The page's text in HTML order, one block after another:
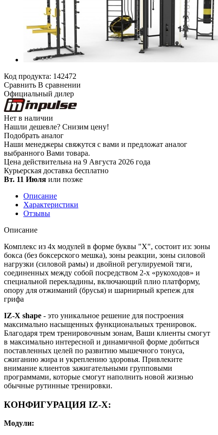
Код продукта: 142472
Сравнить В сравнении
Официальный дилер
Нет в наличии
Нашли дешевле? Снизим цену!
Подобрать аналог
Наши менеджеры свяжутся с вами и предложат аналог
выбранного Вами товара.
Цена действительна на 9 Августа 2026 года
Курьерская доставка бесплатно
Вт. 11 Июля или позже
Описание
Характеристики
Отзывы
Описание
Комплекс из 4х модулей в форме буквы "X", состоит из: зоны
бокса (без боксерского мешка), зоны реакции, зоны силовой
нагрузки (силовой рамы) и двойной регулируемой тяги,
соединенных между собой посредством 2-х «рукоходов» и
специальной перекладины, включающий плио платформу,
опору для отжиманий (брусья) и шарнирный крепеж для
грифа
IZ-X shape - это уникальное решение для построения
максимально насыщенных функциональных тренировок.
Благодаря трем тренировочным зонам, Ваши клиенты смогут
в максимально интересной и динамичной форме добиться
поставленных целей по развитию мышечного тонуса,
сжиганию жира и укреплению здоровья. Привлеките
внимание клиентов зажигательными групповыми
программами, которые смогут наполнить новой жизнью
обычные рутинные тренировки.
КОНФИГУРАЦИЯ IZ-X:
Модули: